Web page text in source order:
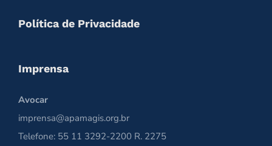
Política de Privacidade
Imprensa
Avocar
imprensa@apamagis.org.br
Telefone: 55 11 3292-2200 R. 2275